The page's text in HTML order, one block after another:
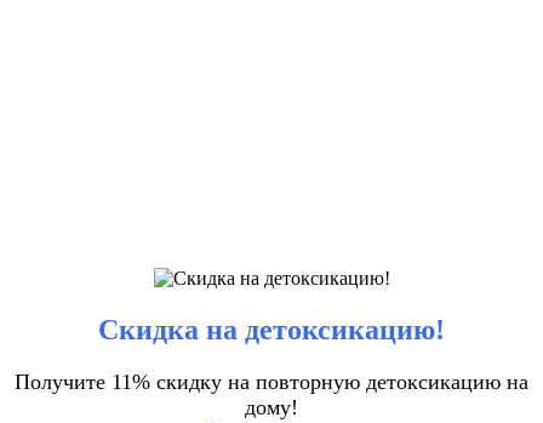
Скидка на детоксикацию!
Получите 11% скидку на повторную детоксикацию на
дому!